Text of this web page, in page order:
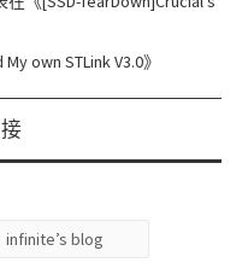
My own STLink V3.0》
infinite’s blog